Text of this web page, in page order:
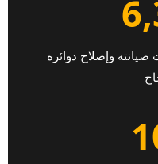
وإصلاح دوائره